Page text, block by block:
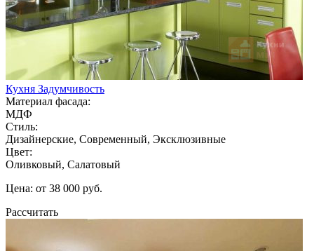
Кухня Задумчивость
Материал фасада:
МДФ
Стиль:
Дизайнерские, Современный, Эксклюзивные
Цвет:
Оливковый, Салатовый
Цена: от 38 000 руб.
Рассчитать